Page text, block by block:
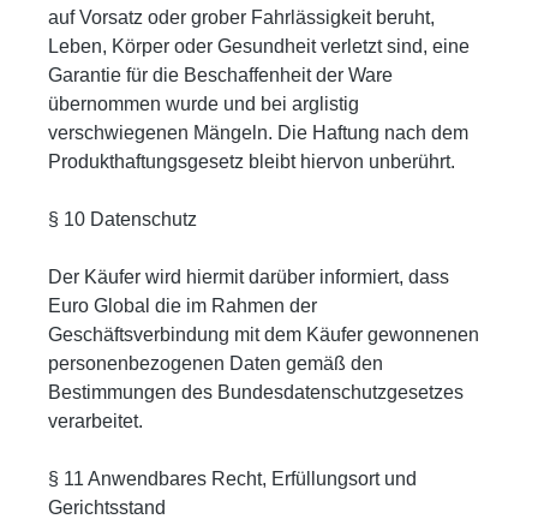
auf Vorsatz oder grober Fahrlässigkeit beruht,
Leben, Körper oder Gesundheit verletzt sind, eine
Garantie für die Beschaffenheit der Ware
übernommen wurde und bei arglistig
verschwiegenen Mängeln. Die Haftung nach dem
Produkthaftungsgesetz bleibt hiervon unberührt.
§ 10 Datenschutz
Der Käufer wird hiermit darüber informiert, dass
Euro Global die im Rahmen der
Geschäftsverbindung mit dem Käufer gewonnenen
personenbezogenen Daten gemäß den
Bestimmungen des Bundesdatenschutzgesetzes
verarbeitet.
§ 11 Anwendbares Recht, Erfüllungsort und
Gerichtsstand